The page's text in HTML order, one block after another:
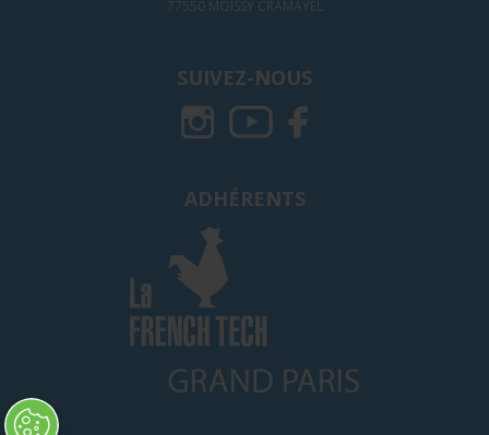
77550 MOISSY CRAMAYEL
SUIVEZ-NOUS
ADHÉRENTS